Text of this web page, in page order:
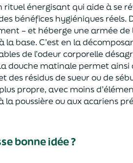
énergisant qui aide à se
bénéfices hygiéniques réels.
– et héberge une armée de
base. C’est en la
de l’odeur corporelle
douche matinale permet ainsi
des résidus de sueur ou de
propre, avec moins
poussière ou aux acariens
bonne idée ?